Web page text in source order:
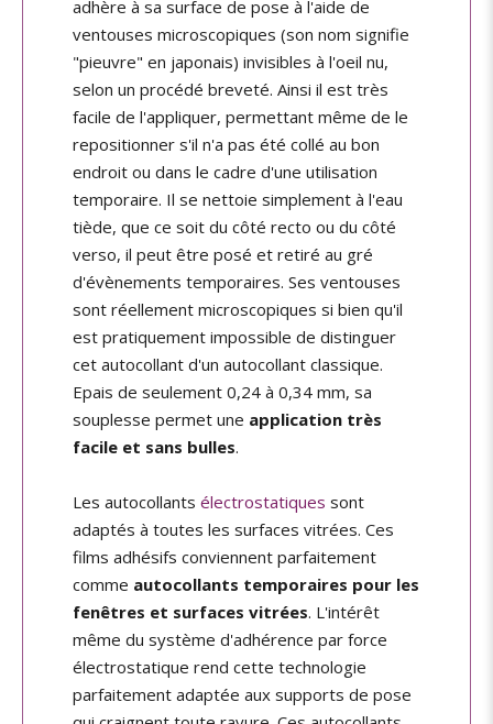
adhère à sa surface de pose à l'aide de
ventouses microscopiques (son nom signifie
"pieuvre" en japonais) invisibles à l'oeil nu,
selon un procédé breveté. Ainsi il est très
facile de l'appliquer, permettant même de le
repositionner s'il n'a pas été collé au bon
endroit ou dans le cadre d'une utilisation
temporaire. Il se nettoie simplement à l'eau
tiède, que ce soit du côté recto ou du côté
verso, il peut être posé et retiré au gré
d'évènements temporaires. Ses ventouses
sont réellement microscopiques si bien qu'il
est pratiquement impossible de distinguer
cet autocollant d'un autocollant classique.
Epais de seulement 0,24 à 0,34 mm, sa
souplesse permet une application très
facile et sans bulles.
Les autocollants électrostatiques sont
adaptés à toutes les surfaces vitrées. Ces
films adhésifs conviennent parfaitement
comme autocollants temporaires pour les
fenêtres et surfaces vitrées. L'intérêt
même du système d'adhérence par force
électrostatique rend cette technologie
parfaitement adaptée aux supports de pose